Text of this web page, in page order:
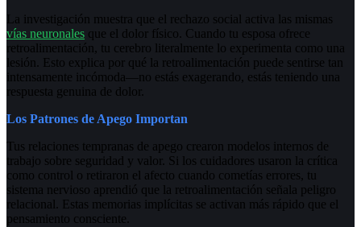
La investigación muestra que el rechazo social activa las mismas
vías neuronales que el dolor físico. Cuando tu esposa ofrece
retroalimentación, tu cerebro literalmente lo experimenta como una
lesión. Esto explica por qué la retroalimentación puede sentirse tan
intensamente incómoda—no estás exagerando, estás teniendo una
respuesta genuina de dolor.
Los Patrones de Apego Importan
Tus relaciones tempranas de apego crearon modelos internos de
trabajo sobre seguridad y valor. Si los cuidadores usaron la crítica
como control o retiraron el afecto cuando cometías errores, tu
sistema nervioso aprendió que la retroalimentación señala peligro
relacional. Estas memorias implícitas se activan más rápido que el
pensamiento consciente.